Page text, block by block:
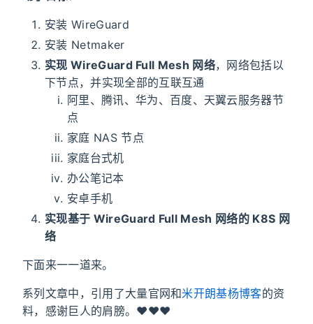
安装 WireGuard
安装 Netmaker
实现 WireGuard Full Mesh 网络，网络包括以
下节点，并实现全部的互联互通
阿里、腾讯、华为、百度、天翼云服务器节
点
家庭 NAS 节点
家庭台式机
办公笔记本
安卓手机
实现基于 WireGuard Full Mesh 网络的 K8S 网
络
下面来一一道来。
系列文章中，引用了大量官网和米开朗基杨博客的资
料，感谢巨人的肩膀。❤️❤️❤️